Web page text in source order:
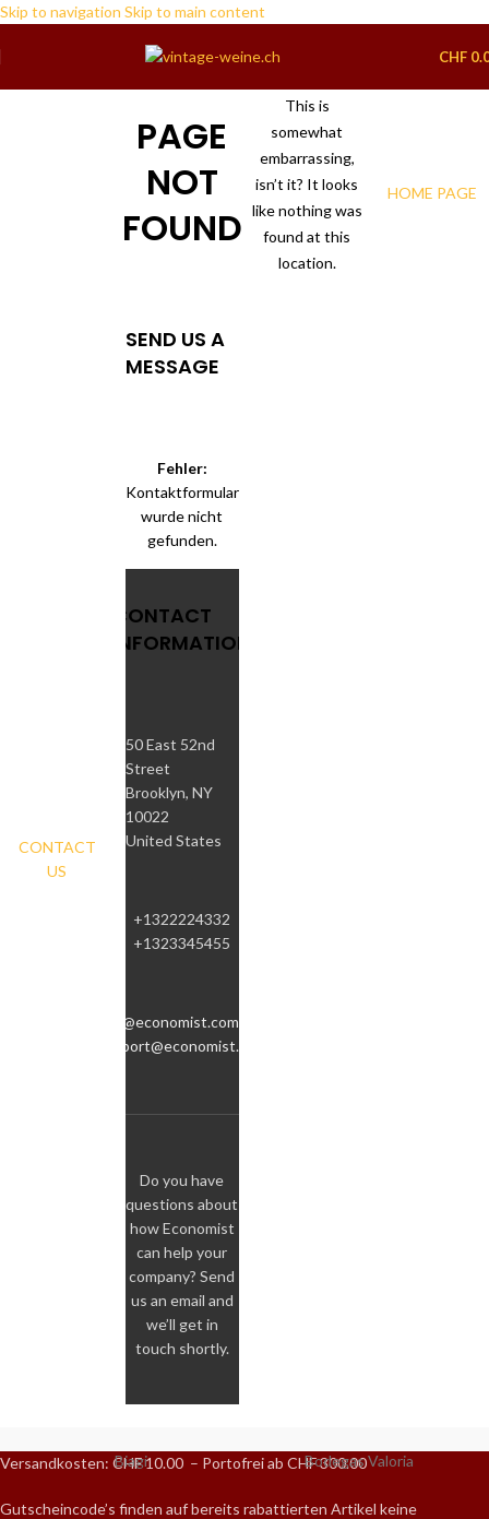
Skip to navigation Skip to main content
CHF
PAGE
NOT
FOUND
This is
somewhat
embarrassing,
isn’t it? It looks
like nothing was
found at this
location.
HOME PAGE
CONTACT
US
SEND US A
MESSAGE
Fehler:
Kontaktformular
wurde nicht
gefunden.
CONTACT
INFORMATION
50 East 52nd
Street
Brooklyn, NY
10022
United States
+1322224332
+1323345455
info@economist.com
support@economist.com
Do you have
questions about
how Economist
can help your
company? Send
us an email and
we’ll get in
touch shortly.
Biagi Bodegas Valoria
Versandkosten: CHF 10.00 – Portofrei ab CHF 300.00
Gutscheincode’s finden auf bereits rabattierten Artikel keine